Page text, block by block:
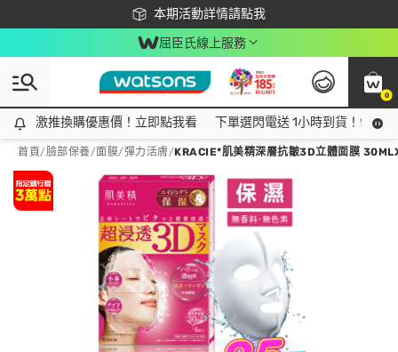
本期活動詳情請點我
下載app最高回饋$350
屈臣氏線上服務
0
激推換購優惠價！立即點我看
激推換購優惠價！立即點我看 下單選閃電送 1小時到貨！領神
首頁/臉部保養/面膜/彈力活膚/KRACIE*肌美精深層抗皺3D立體面膜